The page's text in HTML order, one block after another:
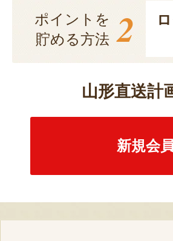
ポイントを
貯める方法 2
山形直送計
新規会